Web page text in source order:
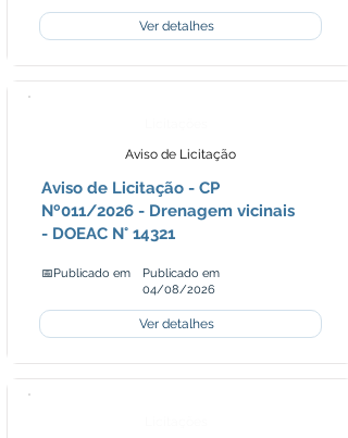
Ver detalhes
Aviso de Licitação
Aviso de Licitação - CP
Nº011/2026 - Drenagem vicinais
- DOEAC N° 14321
📅Publicado em
Publicado em
04/08/2026
Ver detalhes